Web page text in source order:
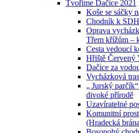
Tvoříme Dačice 2021
Koše se sáčky
Chodník k
Oprava
Třem křížům –
Cesta vedoucí
Hřiště Červený
Dačice za
Vycházková
„ Jurský
divoké přírodě
Uzavíratelné
Komunitní
(Hradecká